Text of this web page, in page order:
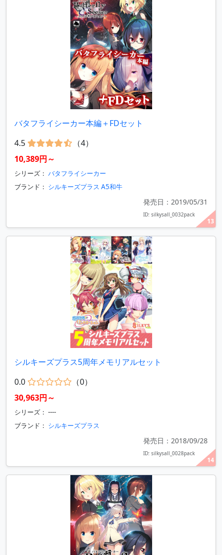
13
バタフライシーカー本編＋FDセット
4.5
（4）
10,389円～
シリーズ： バタフライシーカー
ブランド： シルキーズプラス A5和牛
発売日：2019/05/31
ID: silkysall_0032pack
14
シルキーズプラス5周年メモリアルセット
0.0
（0）
30,963円～
シリーズ： ----
ブランド： シルキーズプラス
発売日：2018/09/28
ID: silkysall_0028pack